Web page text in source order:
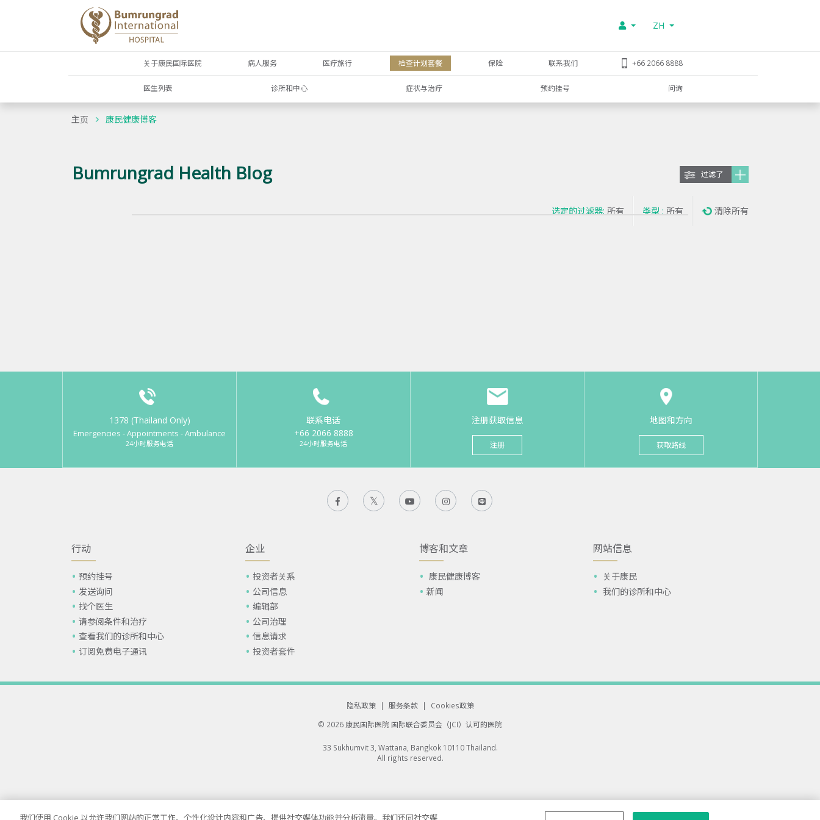
ZH
关于康民国际医院 病人服务 医疗旅行 检查计划套餐 保险 联系我们 +66 2066 8888
医生列表 诊所和中心 症状与治疗 预约挂号 问询
主页 康民健康博客
Bumrungrad Health Blog 过滤了
选定的过滤器: 所有 类型 : 所有 清除所有
1378 (Thailand Only)
Emergencies - Appointments - Ambulance
24小时服务电话
联系电话
+66 2066 8888
24小时服务电话
注册获取信息
注册
地图和方向
获取路线
行动
预约挂号
发送询问
找个医生
请参阅条件和治疗
查看我们的诊所和中心
订阅免费电子通讯
企业
投资者关系
公司信息
编辑部
公司治理
信息请求
投资者套件
博客和文章
康民健康博客
新闻
网站信息
关于康民
我们的诊所和中心
隐私政策 | 服务条款 |
Cookies政策
© 2026 康民国际医院 国际联合委员会（JCI）认可的医院
33 Sukhumvit 3, Wattana, Bangkok 10110 Thailand.
All rights reserved.
我们使用 Cookie 以允许我们网站的正常工作、个性化设计内容和广告、提供社交媒体功能并分析流量。我们还同社交媒